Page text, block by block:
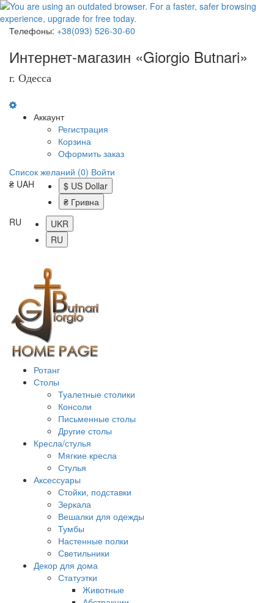
Телефоны: +38(093) 526-30-60
Интернет-магазин «Giorgio Butnari»
г. Одесса
Аккаунт
Регистрация
Корзина
Оформить заказ
Список желаний (0) Войти
₴ UAH
$ US Dollar
₴ Гривна
RU
UKR
RU
Ротанг
Столы
Туалетные столики
Консоли
Письменные столы
Другие столы
Кресла/стулья
Мягкие кресла
Стулья
Аксессуары
Стойки, подставки
Зеркала
Вешалки для одежды
Тумбы
Настенные полки
Светильники
Декор для дома
Статуэтки
Животные